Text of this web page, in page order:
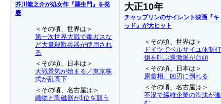
芥川龍之介が処女作『羅生門』を発
表
＜その頃、世界は＞
第一次世界大戦で毒ガスな
ど大量殺戮兵器が使用され
る
＜その頃、日本は＞
大戦景気が始まる／東京株
式が乱高下
＜その頃、名古屋は＞
織物と陶磁器が1位を競う
大正10年
チャップリンのサイレント映画『キ
ッド』が大ヒット
＜その頃、世界は＞
ドイツでベルサイユ体制打
倒を叫ぶ過激派が台頭
＜その頃、日本は＞
原首相、凶刃に倒れる
＜その頃、名古屋は＞
不況で繊維企業の淘汰が進